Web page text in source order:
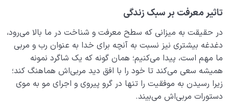
تاثیر معرفت بر سبک زندگی
در حقیقت به میزانی که سطح معرفت و شناخت در ما بالا می‌رود،
دغدغه بیشتری نیز نسبت به آنچه برای خدا به عنوان رب و مربی
ما مهم است، پیدا می‌کنیم؛ همان گونه که یک شاگرد نمونه
همیشه سعی می‌کند تا خود را با افق دید مربی‌اش هماهنگ کند؛
زیرا رسیدن به موفقیت را تنها در گرو پیروی و اجرای مو به موی
دستورات مربی‌اش می‌بیند.